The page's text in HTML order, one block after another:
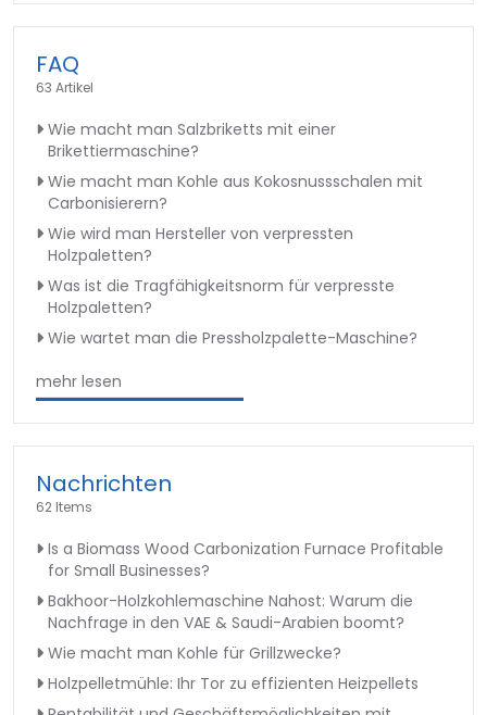
FAQ
63 Artikel
Wie macht man Salzbriketts mit einer
Brikettiermaschine?
Wie macht man Kohle aus Kokosnussschalen mit
Carbonisierern?
Wie wird man Hersteller von verpressten
Holzpaletten?
Was ist die Tragfähigkeitsnorm für verpresste
Holzpaletten?
Wie wartet man die Pressholzpalette-Maschine?
mehr lesen
Nachrichten
62 Items
Is a Biomass Wood Carbonization Furnace Profitable
for Small Businesses?
Bakhoor-Holzkohlemaschine Nahost: Warum die
Nachfrage in den VAE & Saudi-Arabien boomt?
Wie macht man Kohle für Grillzwecke?
Holzpelletmühle: Ihr Tor zu effizienten Heizpellets